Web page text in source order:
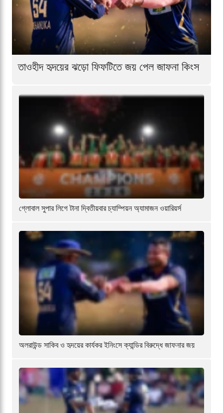
তাওহীদ হৃদয়ের ঝড়ো ফিফটিতে জয় পেল জাফনা কিংস
গ্লোবাল সুপার লিগে টানা দ্বিতীয়বার চ্যাম্পিয়ন অ্যামাজন ওয়ারিয়র্স
অলরাউন্ড সাকিব ও হৃদয়ের কার্যকর ইনিংসে ক্যান্ডির বিরুদ্ধে জাফনার জয়